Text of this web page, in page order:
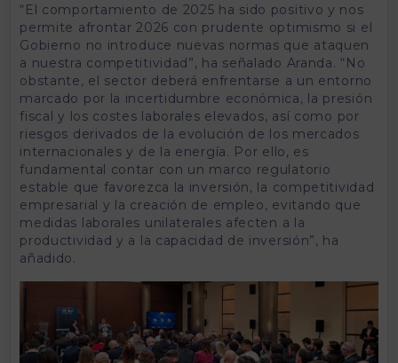
“El comportamiento de 2025 ha sido positivo y nos
permite afrontar 2026 con prudente optimismo si el
Gobierno no introduce nuevas normas que ataquen
a nuestra competitividad”, ha señalado Aranda. “No
obstante, el sector deberá enfrentarse a un entorno
marcado por la incertidumbre económica, la presión
fiscal y los costes laborales elevados, así como por
riesgos derivados de la evolución de los mercados
internacionales y de la energía. Por ello, es
fundamental contar con un marco regulatorio
estable que favorezca la inversión, la competitividad
empresarial y la creación de empleo, evitando que
medidas laborales unilaterales afecten a la
productividad y a la capacidad de inversión”, ha
añadido.